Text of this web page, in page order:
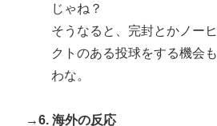
じゃね？
そうなると、完封とかノー
クトのある投球をする機会
わな。
→6. 海外の反応